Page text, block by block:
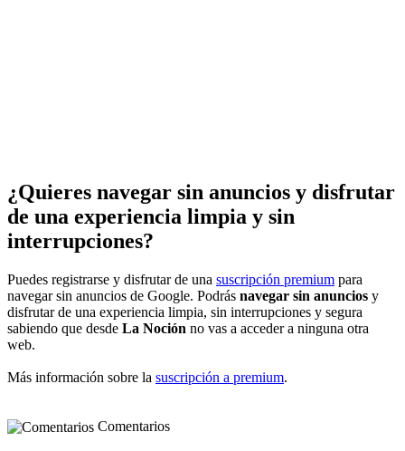
¿Quieres navegar sin anuncios y disfrutar
de una experiencia limpia y sin
interrupciones?
Puedes registrarse y disfrutar de una suscripción premium para
navegar sin anuncios de Google. Podrás navegar sin anuncios y
disfrutar de una experiencia limpia, sin interrupciones y segura
sabiendo que desde La Noción no vas a acceder a ninguna otra
web.
Más información sobre la suscripción a premium.
Comentarios